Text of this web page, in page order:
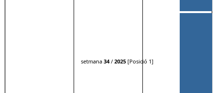
setmana 34/ 2025[Posició 1]